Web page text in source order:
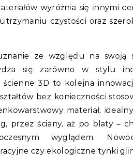
wyróżnia się innymi
czystości oraz
ze względu na swoją
się zarówno w stylu
ścienne 3D to kolejna
bez konieczności
materiał,
przez ściany, aż po blaty –
wyglądem.
czy ekologiczne tynki